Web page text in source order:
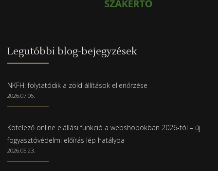
Legutóbbi blog-bejegyzések
NKFH: folytatódik a zöld állítások ellenőrzése
2026.07.06.
Kötelező online elállási funkció a webshopokban 2026-tól – új
fogyasztóvédelmi előírás lép hatályba
2026.05.23.